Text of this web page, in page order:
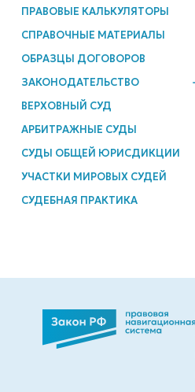
ПРАВОВЫЕ КАЛЬКУЛЯТОРЫ
СПРАВОЧНЫЕ МАТЕРИАЛЫ
ОБРАЗЦЫ ДОГОВОРОВ
ЗАКОНОДАТЕЛЬСТВО
ВЕРХОВНЫЙ СУД
АРБИТРАЖНЫЕ СУДЫ
СУДЫ ОБЩЕЙ ЮРИСДИКЦИИ
УЧАСТКИ МИРОВЫХ СУДЕЙ
СУДЕБНАЯ ПРАКТИКА